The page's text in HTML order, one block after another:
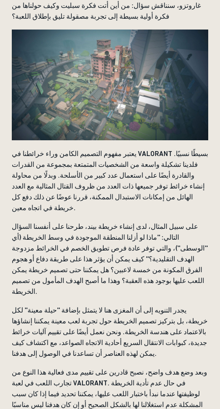
غاروتزو، سنناقش سؤال: من أين أتت فكرة سبليت وكيف حولناها من
فكرة أولية بسيطة إلى تجربة مصقولة تليق بإطلاق اللعبة؟
يعتبر مفهوم التصميم الكامن وراء خرائطنا في VALORANT بسيطًا نسبيًا.
فلدينا تشكيلة واسعة من الشخصيات المتمتعة بمجموعة من القدرات
والقادرة أيضًا على استعمال عدد كبير من الأسلحة. وبدلًا من محاولة
إنشاء خرائط توفر جميعها ذات العدد من ظروف القتال المثالية مع العدد
الهائل من إمكانات الاستبدال الممكنة، قررنا عوضًا عن ذلك دفع كل
خريطة في اتجاه معين.
على سبيل المثال، لدى إنشاء خريطة بيند، طرحنا على أنفسنا السؤال
التالي: ''ماذا لو أزلنا المنطقة الموجودة في وسط الخريطة (أي
''الوسطى'')، والتي توفر عادة فرص تطويق الخصم في الخرائط مزدوجة
الهدف التقليدية؟'' كيف يمكن أن يؤثر هذا على طريقة دفاع أو هجوم
الفرق المكونة من خمسة لاعبين؟ هل يمكننا حتى تصميم خريطة يمكن
اللعب عليها بوجود هذه العقبة؟ وهذا ما أصبح الهدف المأمول من تصميم
الخريطة.
يجدر التنويه إلى أن المغزى هنا لا يتمثل بإضافة ''حيلة معينة'' لكل
خريطة، بل بتركيز تصميم الخريطة حول تجربة لعب معينة يمكننا إنشاؤها
بالاعتماد على هندسة الخريطة. ونحن نعمل أيضًا على تقييم آليات خرائط
جديدة، كبوابات الانتقال السريع أحادية الاتجاه الصواعد، مع اكتشاف كيف
يمكن لهذه العناصر أن تساعدنا في الوصول إلى هدفنا.
وبعد وضع هدف واضح، نصبح قادرين على تقييم مدى فعالية هذا النوع من
تجارب اللعب في لعبة VALORANT. في حال عدم تأدية الخريطة
لوظيفتها عندما نبدأ باختبار اللعب عليها، يمكننا تحديد فيما إذا كان سبب
المشكلة عدم استغلالنا لها بالشكل الصحيح أو إن كان هدفنا ليس مناسبًا